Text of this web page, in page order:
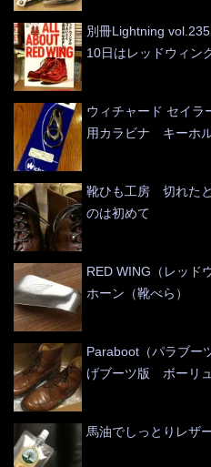
別冊Lightning
10日はレッドウィン
ウィチャード セイ
用カラビナ キーホ
靴ひも工房 切れた
のは初めて
RED WING（レッド
ホーン（靴べら）
Paraboot（パラブー
げブーツ版 ボーリ
馬油でしっとりレザ